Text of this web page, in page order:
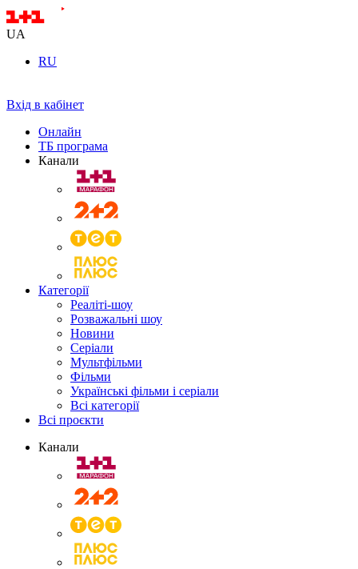
UA
RU
Вхід в кабінет
Онлайн
ТБ програма
Канали
Категорії
Реаліті-шоу
Розважальні шоу
Новини
Серіали
Мультфільми
Фільми
Українські фільми і серіали
Всі категорії
Всі проєкти
Канали